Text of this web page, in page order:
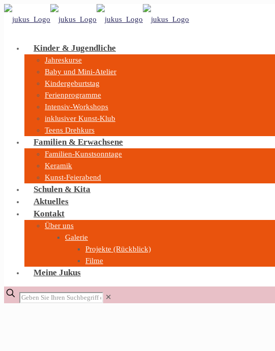
Kinder & Jugendliche
Jahreskurse
Baby und Mini-Atelier
Kindergeburtstag
Ferienprogramme
Intensiv-Workshops
inklusiver Kunst-Klub
Teens Drehkurs
Familien & Erwachsene
Familien-Kunstsonntage
Keramik
Kunst-Feierabend
Schulen & Kita
Aktuelles
Kontakt
Über uns
Galerie
Projekte (Rückblick)
Filme
Meine Jukus
✕